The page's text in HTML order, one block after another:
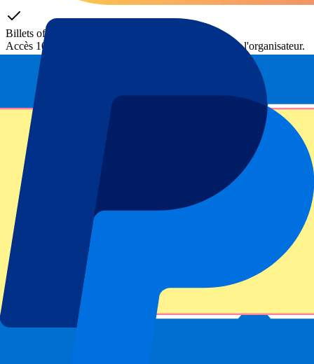
Billets officiels
Accès 100 % garanti – Billets fournis directement par l'organisateur.
Cet événement est terminé
Inscrivez-vous et recevez toujours toutes les mises à jour, les offres
et plus encore !
Envoyer
Vos informations seront utilisées conformément à notre
Policy
Merci d'avoir envoyé le formulaire !